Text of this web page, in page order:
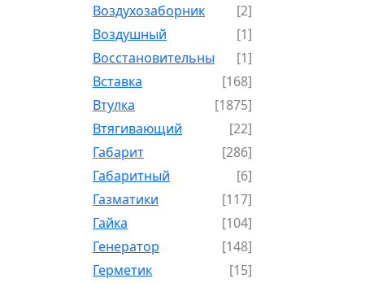
Воздухозаборник
[2]
Воздушный
[1]
Восстановительный
[1]
Вставка
[168]
Втулка
[1875]
Втягивающий
[22]
Габарит
[286]
Габаритный
[6]
Газматики
[117]
Гайка
[104]
Генератор
[148]
Герметик
[15]